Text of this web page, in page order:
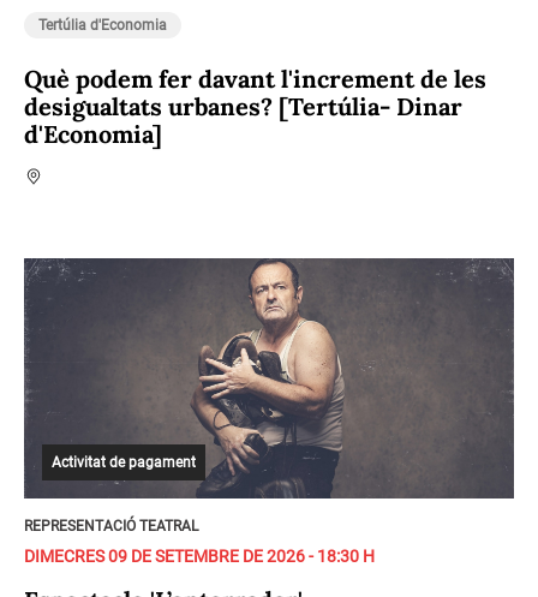
Tertúlia d'Economia
Què podem fer davant l'increment de les
desigualtats urbanes? [Tertúlia- Dinar
d'Economia]
Activitat de pagament
REPRESENTACIÓ TEATRAL
DIMECRES 09 DE SETEMBRE DE 2026 - 18:30 H